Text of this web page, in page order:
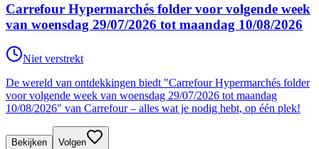
Carrefour Hypermarchés folder voor volgende week
van woensdag 29/07/2026 tot maandag 10/08/2026
Niet verstrekt
De wereld van ontdekkingen biedt "Carrefour Hypermarchés folder
voor volgende week van woensdag 29/07/2026 tot maandag
10/08/2026" van Carrefour – alles wat je nodig hebt, op één plek!
Bekijken Volgen